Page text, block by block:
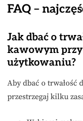
FAQ –
Jak dbać o
kawowym
użytkowaniu?
Aby dbać o trwałość
przestrzegaj kilku